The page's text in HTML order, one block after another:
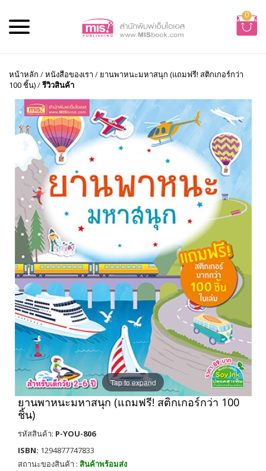
0
หน้าหลัก /หนังสือของเรา / ยานพาหนะมหาสนุก (แถมฟรี! สติกเกอร์กว่า
100 ชิ้น)/รีวิวสินค้า
Tap to expand
ยานพาหนะมหาสนุก (แถมฟรี! สติกเกอร์กว่า 100
ชิ้น)
รหัสสินค้า: P-YOU-806
ISBN: 1294877747833
สถานะของสินค้า : สินค้าพร้อมส่ง